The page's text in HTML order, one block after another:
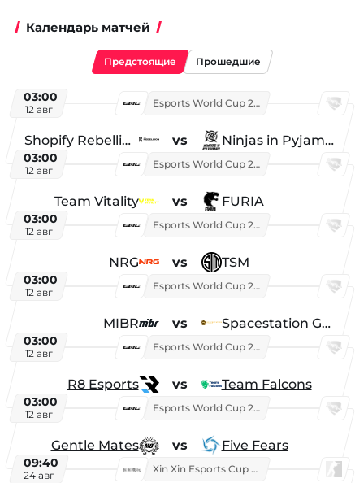
Календарь матчей
Предстоящие Прошедшие
03:00
12 авг
Esports World Cup 2026
Shopify Rebellion vs Ninjas in Pyjamas
03:00
12 авг
Esports World Cup 2026
Team Vitality vs FURIA
03:00
12 авг
Esports World Cup 2026
NRG vs TSM
03:00
12 авг
Esports World Cup 2026
MIBR vs Spacestation Gaming
03:00
12 авг
Esports World Cup 2026
R8 Esports vs Team Falcons
03:00
12 авг
Esports World Cup 2026
Gentle Mates vs Five Fears
09:40
24 авг
Xin Xin Esports Cup 2025